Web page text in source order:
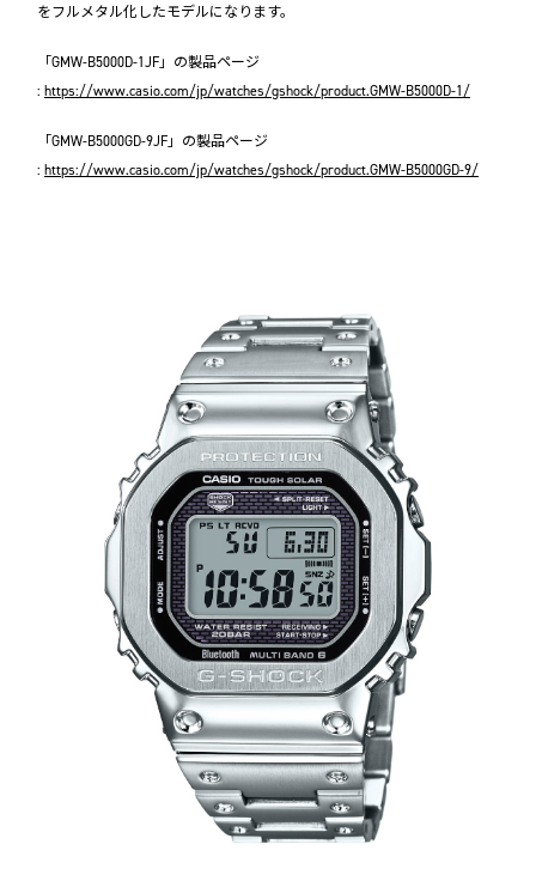
をフルメタル化したモデルになります。
「GMW-B5000D-1JF」の製品ページ
: https://www.casio.com/jp/watches/gshock/product.GMW-B5000D-1/
「GMW-B5000GD-9JF」の製品ページ
: https://www.casio.com/jp/watches/gshock/product.GMW-B5000GD-9/